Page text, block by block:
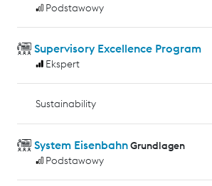
Podstawowy
Supervisory Excellence Program
Ekspert
Sustainability
System EisenbahnGrundlagen
Podstawowy